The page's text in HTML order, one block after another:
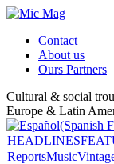
Contact
About us
Ours Partners
Cultural & social
Europe & Latin
HEADLINES
ReportsMusic